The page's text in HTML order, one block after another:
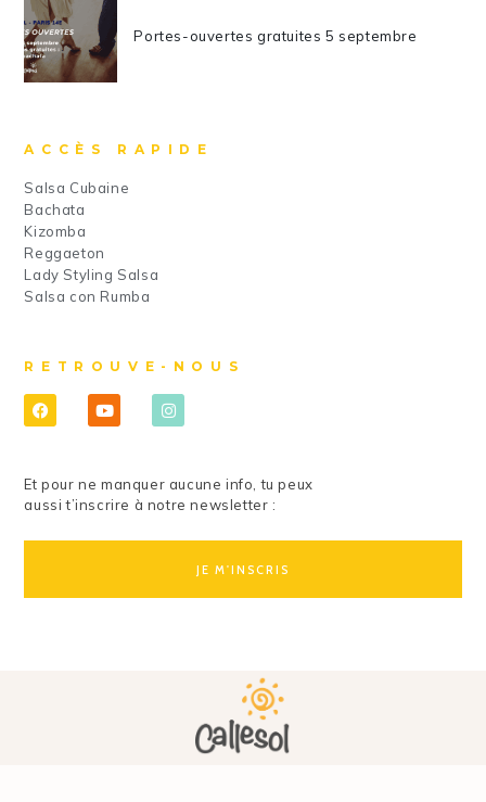
Portes-ouvertes gratuites 5 septembre
ACCÈS RAPIDE
Salsa Cubaine
Bachata
Kizomba
Reggaeton
Lady Styling Salsa
Salsa con Rumba
RETROUVE-NOUS
Et pour ne manquer aucune info, tu peux
aussi t’inscrire à notre newsletter :
JE M'INSCRIS